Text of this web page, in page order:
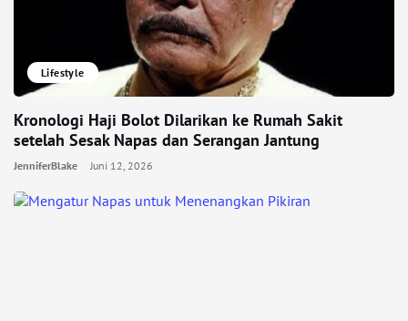
Lifestyle
Kronologi Haji Bolot Dilarikan ke Rumah Sakit
setelah Sesak Napas dan Serangan Jantung
JenniferBlake Juni 12, 2026